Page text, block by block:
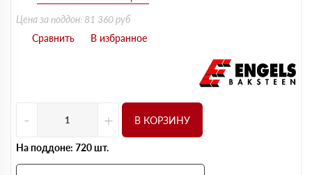
Цена за поддон: 81 360 руб
- + В КОРЗИНУ
На поддоне: 720 шт.